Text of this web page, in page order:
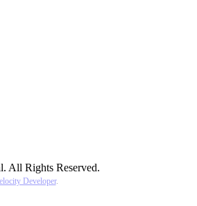
All Rights Reserved.
Developer.